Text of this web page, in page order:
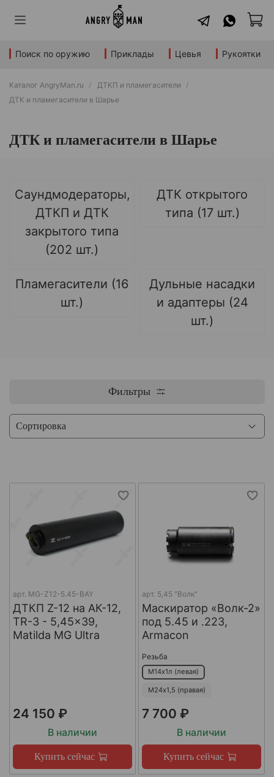
Поиск по оружию Приклады Цевья Рукоятки
Каталог AngryMan.ru
ДТКП и пламегасители
ДТК и пламегасители в Шарье
ДТК и пламегасители в Шарье
Саундмодераторы,
ДТКП и ДТК
закрытого типа
(202 шт.)
ДТК открытого
типа (17 шт.)
Пламегасители (16
шт.)
Дульные насадки
и адаптеры (24
шт.)
Фильтры
арт. MG-Z12-5.45-BAY
ДТКП Z-12 на АК-12,
TR-3 - 5,45x39,
Matilda MG Ultra
24 150 ₽
В наличии
Купить сейчас
арт. 5,45 "Волк"
Маскиратор «Волк-2»
под 5.45 и .223,
Armacon
Резьба
М14х1л (левая)
М24х1,5 (правая)
7 700 ₽
В наличии
Купить сейчас